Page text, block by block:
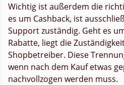
Wichtig ist außerdem die
es um Cashback, ist
Support zuständig. Geht es
Rabatte, liegt die
Shopbetreiber. Diese
wenn nach dem Kauf etwas
nachvollzogen werden muss.